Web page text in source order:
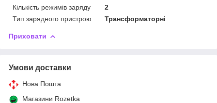
Кількість режимів заряду
2
Тип зарядного пристрою
Трансформаторні
Приховати
Умови доставки
Нова Пошта
Магазини Rozetka